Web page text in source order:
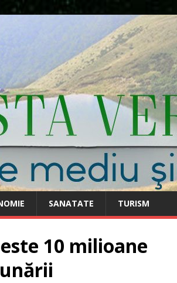
SANATATE TURISM
10 milioane